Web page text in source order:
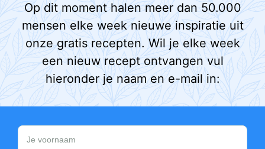
Op dit moment halen meer dan 50.000
mensen elke week nieuwe inspiratie uit
onze gratis recepten. Wil je elke week
een nieuw recept ontvangen vul
hieronder je naam en e-mail in: